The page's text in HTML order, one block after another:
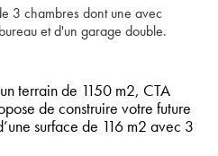
3 chambres dont une avec
et d'un garage double.
terrain de 1150 m2, CTA
de construire votre future
surface de 116 m2 avec 3